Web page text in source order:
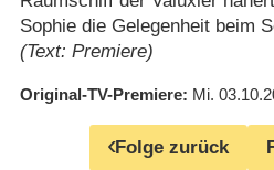
Sophie die Gelegenheit beim
(Text: Premiere)
Original-TV-Premiere Mi.
Folge zurück